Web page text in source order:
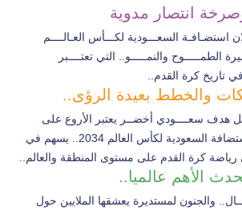
انتصار مدوية
استضـافـة السعـــودية لكـــأس العـالــــم
الطمـــــوح والنمـــــو.. التي تعتــــبر
في تاريخ كرة القدم..
والخطط بعيدة الرؤى..
هدف سعــــودي أخضــر يعتبر الأروع على
المستوى العالمي.. باستضافة السعودية لكأس العالم 2034.. يسهم في
رياضة كرة القدم على مستوى المنطقة والعالم..
الأهم عالميا..
والجنون لمستديرة يعشقها الملايين حول